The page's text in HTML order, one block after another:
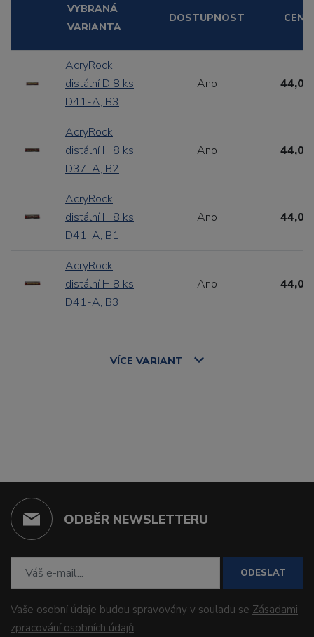
VYBRANÁ
VARIANTA
DOSTUPNOST CENA
AcryRock
distální D 8 ks
D41-A, B3
Ano 44,00
AcryRock
distální H 8 ks
D37-A, B2
Ano 44,00
AcryRock
distální H 8 ks
D41-A, B1
Ano 44,00
AcryRock
distální H 8 ks
D41-A, B3
Ano 44,00
VÍCE VARIANT
ODBĚR NEWSLETTERU
ODESLAT
Vaše osobní údaje budou spravovány v souladu se Zásadami
zpracování osobních údajů.